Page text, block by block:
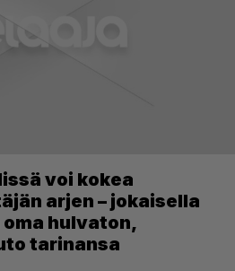
voi kokea
arjen – jokaisella
hulvaton,
tarinansa